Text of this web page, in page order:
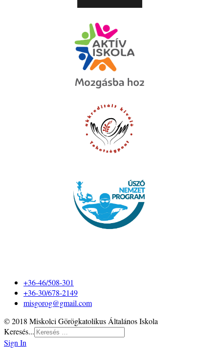
+36-46/508-301
+36-30/678-2149
misgorog@gmail.com
© 2018 Miskolci Görögkatolikus Általános Iskola
Keresés...
Sign In